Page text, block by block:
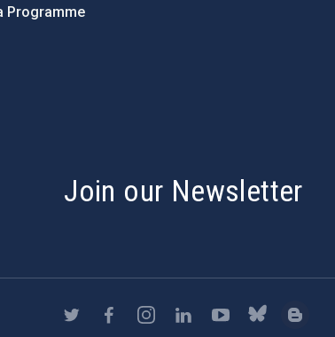
Programme
Join our Newsletter